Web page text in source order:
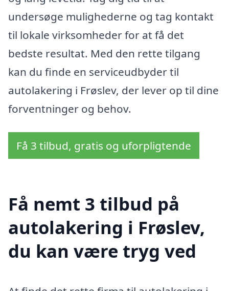
undersøge mulighederne og tag kontakt
til lokale virksomheder for at få det
bedste resultat. Med den rette tilgang
kan du finde en serviceudbyder til
autolakering i Frøslev, der lever op til dine
forventninger og behov.
Få 3 tilbud, gratis og uforpligtende
Få nemt 3 tilbud på
autolakering i Frøslev,
du kan være tryg ved